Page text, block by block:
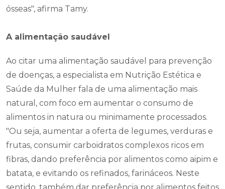
ósseas", afirma Tamy.
A alimentação saudável
Ao citar uma alimentação saudável para prevenção
de doenças, a especialista em Nutrição Estética e
Saúde da Mulher fala de uma alimentação mais
natural, com foco em aumentar o consumo de
alimentos in natura ou minimamente processados.
"Ou seja, aumentar a oferta de legumes, verduras e
frutas, consumir carboidratos complexos ricos em
fibras, dando preferência por alimentos como aipim e
batata, e evitando os refinados, farináceos. Neste
sentido, também dar preferência por alimentos feitos